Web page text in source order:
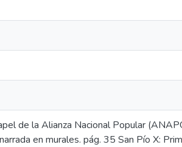
de la Alianza Nacional Popular
en murales. pág. 35 San Pío X: